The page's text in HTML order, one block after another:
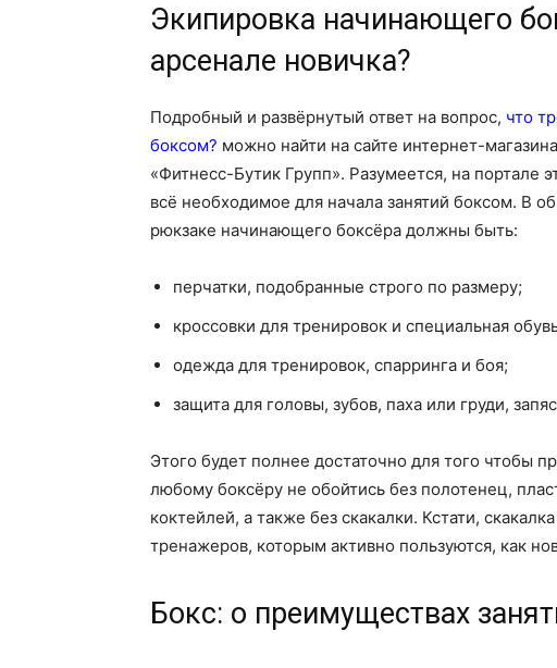
Экипировка начинающего
арсенале новичка?
Подробный и развёрнутый ответ на вопрос, что
боксом? можно найти на сайте интернет-
«Фитнесс-Бутик Групп». Разумеется, на портале
всё необходимое для начала занятий боксом. В
рюкзаке начинающего боксёра должны быть:
перчатки, подобранные строго по размеру;
кроссовки для тренировок и специальная
одежда для тренировок, спарринга и боя;
защита для головы, зубов, паха или груди,
Этого будет полнее достаточно для того чтобы
любому боксёру не обойтись без полотенец,
коктейлей, а также без скакалки. Кстати,
тренажеров, которым активно пользуются, как
Бокс: о преимуществах